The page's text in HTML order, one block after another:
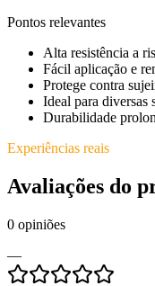
Pontos relevantes
Alta resistência a
Fácil aplicação e
Protege contra
Ideal para diversas
Durabilidade
Experiências reais
Avaliações do
0 opiniões
—